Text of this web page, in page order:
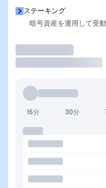
ステーキング
暗号資産を運用して受
15分 30分